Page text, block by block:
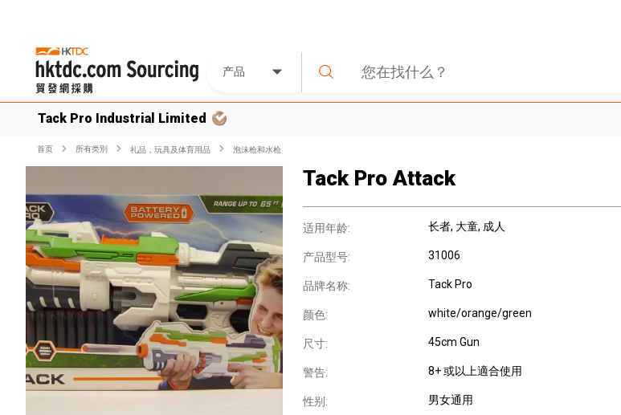
产品
Tack Pro Industrial Limited
首页 所有类別 礼品，玩具及体育用品 泡沫枪和水枪
Tack Pro Attack
适用年龄: 长者, 大童, 成人
产品型号: 31006
品牌名称: Tack Pro
颜色: white/orange/green
尺寸: 45cm Gun
警告: 8+ 或以上適合使用
性别: 男女通用